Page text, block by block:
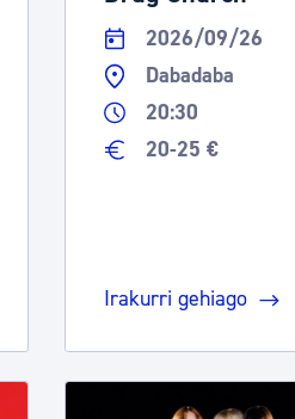
2026/09/26
Dabadaba
20:30
20-25 €
Irakurri gehiago